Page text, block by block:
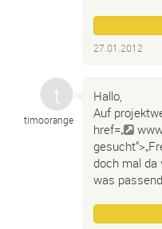
27.01.2012
timoorange
Hallo,
Auf
href=„
doch mal da
was